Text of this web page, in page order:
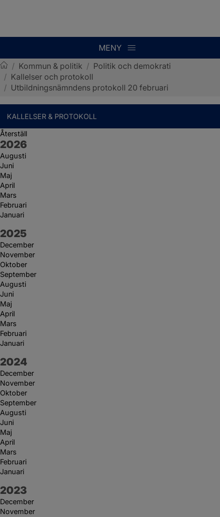
MENY
Sotenäs kommun
/ Kommun & politik / Politik och demokrati
/ Kallelser och protokoll
/ Utbildningsnämndens protokoll 20 februari
KALLELSER & PROTOKOLL
Återställ
År:
2026
Augusti
Juni
Maj
April
Mars
Februari
Januari
År:
2025
December
November
Oktober
September
Augusti
Juni
Maj
April
Mars
Februari
Januari
År:
2024
December
November
Oktober
September
Augusti
Juni
Maj
April
Mars
Februari
Januari
År:
2023
December
November